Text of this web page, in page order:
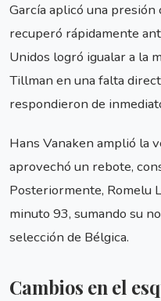
García aplicó una
recuperó rápidamente
Unidos logró igualar a la
Tillman en una falta
respondieron de
Hans Vanaken amplió la
aprovechó un rebote,
Posteriormente, Romelu
minuto 93, sumando su
selección de Bélgica.
Cambios en el